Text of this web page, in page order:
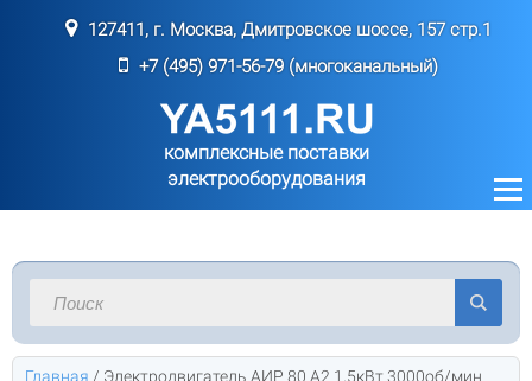
127411, г. Москва, Дмитровское шоссе, 157 стр.1
+7 (495) 971-56-79 (многоканальный)
комплексные поставки
электрооборудования
Главная / Электродвигатель АИР 80 A2 1,5кВт 3000об/мин